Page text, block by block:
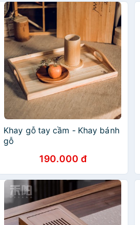
Khay gỗ tay cầm - Khay bánh
gỗ
190.000 đ